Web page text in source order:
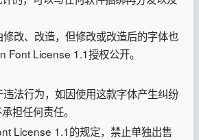
改、改造，但修改或改造后的字体也
Font License 1.1授权公开。
法行为，如因使用这款字体产生纠纷
担任何责任。
License 1.1的规定，禁止单独出售